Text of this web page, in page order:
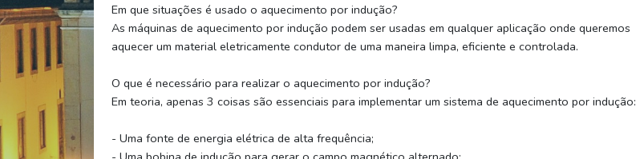
Em que situações é usado o aquecimento por indução?
As máquinas de aquecimento por indução podem ser usadas em qualquer aplicação onde queremos
aquecer um material eletricamente condutor de uma maneira limpa, eficiente e controlada.
O que é necessário para realizar o aquecimento por indução?
Em teoria, apenas 3 coisas são essenciais para implementar um sistema de aquecimento por indução:
- Uma fonte de energia elétrica de alta frequência;